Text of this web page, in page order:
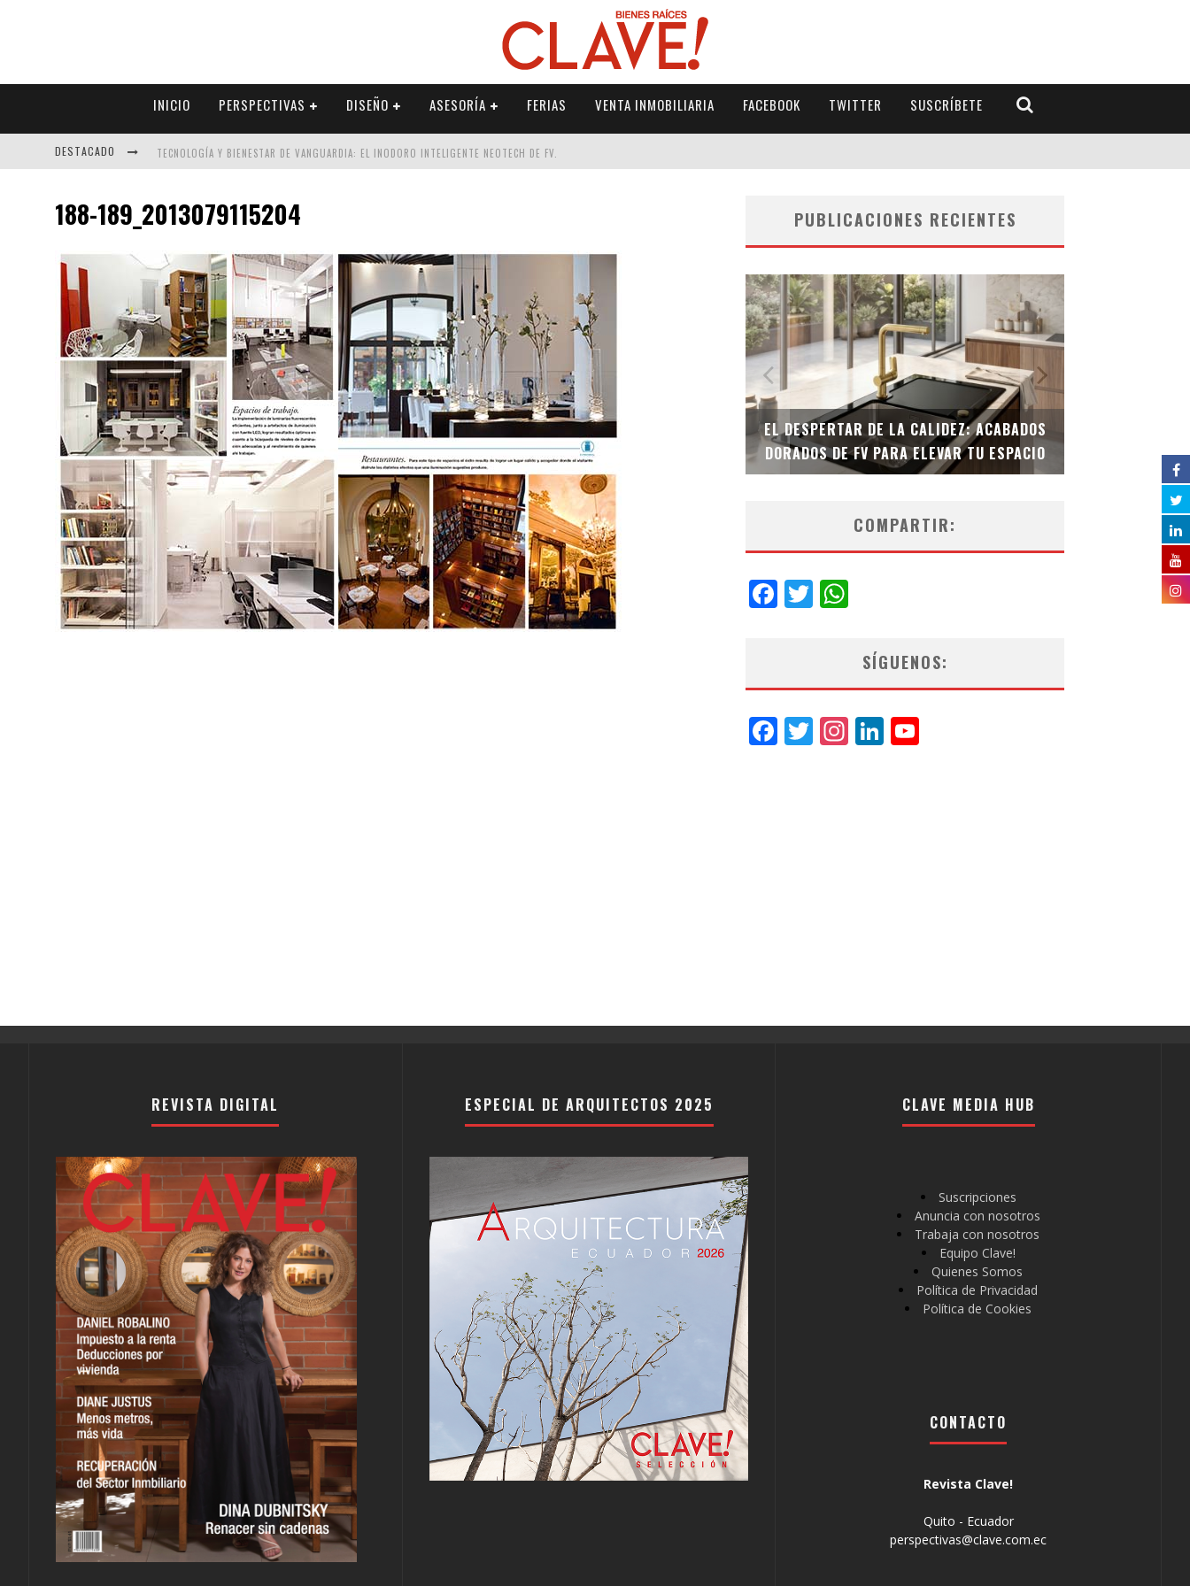
INICIO PERSPECTIVAS DISEÑO ASESORÍA FERIAS VENTA INMOBILIARIA FACEBOOK TWITTER SUSCRÍBETE
DESTACADO TECNOLOGÍA Y BIENESTAR DE VANGUARDIA: EL INODORO INTELIGENTE NEOTECH DE FV.
ALEXANDRA BEDOYA – LA CONSTANCIA DETRÁS DE LA PALETERÍA
EL DESPERTAR DE LA CALIDEZ: ACABADOS DORADOS DE FV PARA ELEVAR TU ESPACIO
188-189_2013079115204 PUBLICACIONES RECIENTES
SAINT-GOBAIN IMPTEK – XI CONVENCIÓN
INTERNACIONAL
EL DESPERTAR DE LA CALIDEZ: ACABADOS
DORADOS DE FV PARA ELEVAR TU ESPACIO
EL INODORO
COMPARTIR:
Facebook
Twitter
SÍGUENOS:
Facebook
Twitter
Instagram
LinkedIn
REVISTA DIGITAL ESPECIAL DE ARQUITECTOS 2025 CLAVE MEDIA HUB
Suscripciones
Anuncia con nosotros
Trabaja con nosotros
Equipo Clave!
Quienes Somos
Política de Privacidad
Política de Cookies
CONTACTO
Revista Clave!
Quito - Ecuador
perspectivas@clave.com.ec